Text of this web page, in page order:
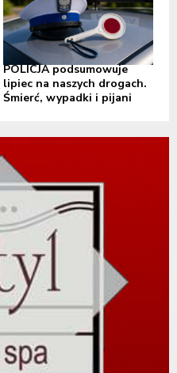
POLICJA podsumowuje
lipiec na naszych drogach.
Śmierć, wypadki i pijani